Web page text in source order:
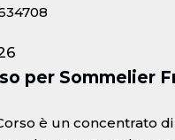
per Sommelier
è un concentrato